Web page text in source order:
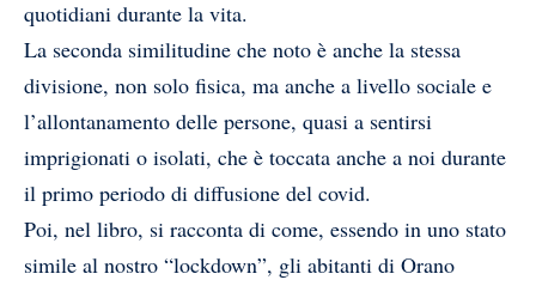
quotidiani durante la vita.
La seconda similitudine che noto è anche la stessa
divisione, non solo fisica, ma anche a livello sociale e
l’allontanamento delle persone, quasi a sentirsi
imprigionati o isolati, che è toccata anche a noi durante
il primo periodo di diffusione del covid.
Poi, nel libro, si racconta di come, essendo in uno stato
simile al nostro “lockdown”, gli abitanti di Orano